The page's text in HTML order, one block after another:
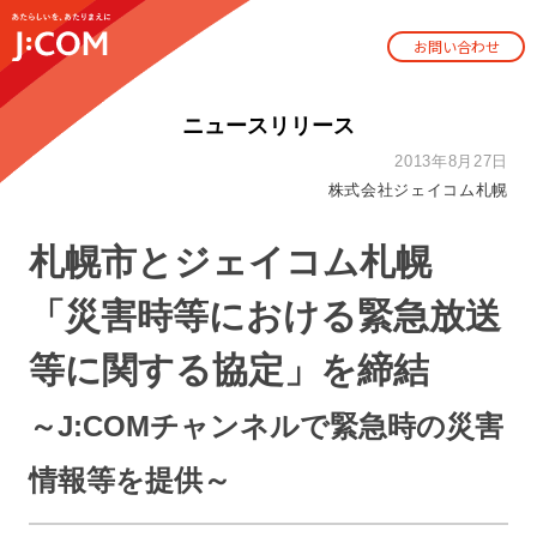
お問い合わせ
ニュースリリース
2013年8月27日
株式会社ジェイコム札幌
札幌市とジェイコム札幌
「災害時等における緊急放送
等に関する協定」を締結
～J:COMチャンネルで緊急時の災害
情報等を提供～